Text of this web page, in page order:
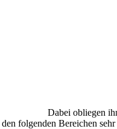
Dabei obliegen
folgenden Bereichen